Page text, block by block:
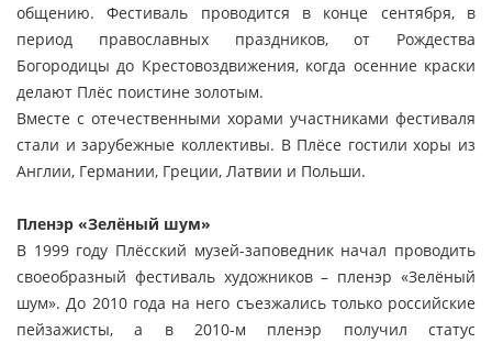
общению. Фестиваль проводится в конце сентября, в
период православных праздников, от Рождества
Богородицы до Крестовоздвижения, когда осенние краски
делают Плёс поистине золотым.
Вместе с отечественными хорами участниками фестиваля
стали и зарубежные коллективы. В Плёсе гостили хоры из
Англии, Германии, Греции, Латвии и Польши.
Пленэр «Зелёный шум»
В 1999 году Плёсский музей-заповедник начал проводить
своеобразный фестиваль художников – пленэр «Зелёный
шум». До 2010 года на него съезжались только российские
пейзажисты, а в 2010-м пленэр получил статус